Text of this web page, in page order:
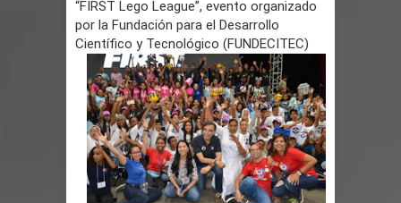
por tiroteo en Seattle
Heridos y edificios colapsados tras
terremoto de magnitud 7,1 en Japón
El Poder Ejecutivo promulgó el
reformado Código Penal de RD
“FIRST Lego League”, evento organizado
por la Fundación para el Desarrollo
Científico y Tecnológico (FUNDECITEC)